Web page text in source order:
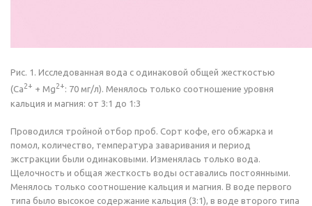
Рис. 1. Исследованная вода с одинаковой общей жесткостью
(Ca2+ + Mg2+: 70 мг/л). Менялось только соотношение уровня
кальция и магния: от 3:1 до 1:3
Проводился тройной отбор проб. Сорт кофе, его обжарка и
помол, количество, температура заваривания и период
экстракции были одинаковыми. Изменялась только вода.
Щелочность и общая жесткость воды оставались постоянными.
Менялось только соотношение кальция и магния. В воде первого
типа было высокое содержание кальция (3:1), в воде второго типа